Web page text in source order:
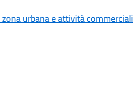
urbana e attività commerciali